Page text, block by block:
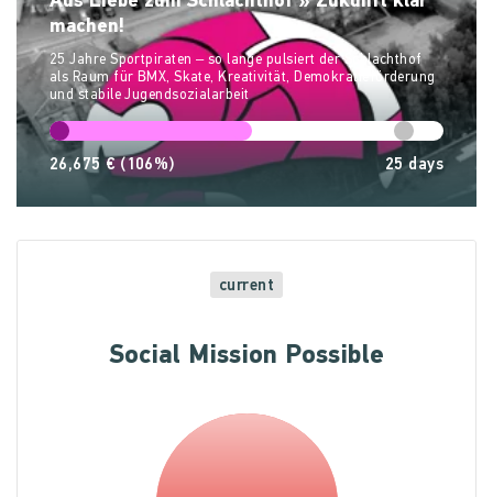
machen!
25 Jahre Sportpiraten – so lange pulsiert der Schlachthof
als Raum für BMX, Skate, Kreativität, Demokratieförderung
und stabile Jugendsozialarbeit
26,675 € (106%) 25days
current
Social Mission Possible